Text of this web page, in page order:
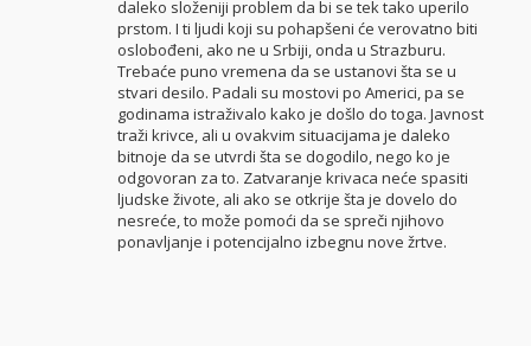
daleko složeniji problem da bi se tek tako uperilo
prstom. I ti ljudi koji su pohapšeni će verovatno biti
oslobođeni, ako ne u Srbiji, onda u Strazburu.
Trebaće puno vremena da se ustanovi šta se u
stvari desilo. Padali su mostovi po Americi, pa se
godinama istraživalo kako je došlo do toga. Javnost
traži krivce, ali u ovakvim situacijama je daleko
bitnoje da se utvrdi šta se dogodilo, nego ko je
odgovoran za to. Zatvaranje krivaca neće spasiti
ljudske živote, ali ako se otkrije šta je dovelo do
nesreće, to može pomoći da se spreči njihovo
ponavljanje i potencijalno izbegnu nove žrtve.